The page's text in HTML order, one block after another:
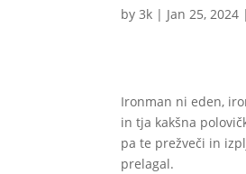
by3k | Jan 25, 2024 |
Ironman ni eden,
in tja kakšna
pa te prežveči in
prelagal.